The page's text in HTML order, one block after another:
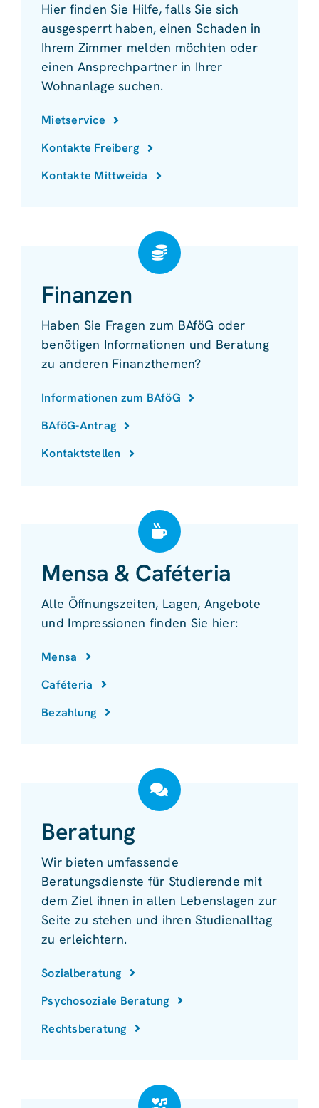
Hier finden Sie Hilfe, falls Sie sich
ausgesperrt haben, einen Schaden in
Ihrem Zimmer melden möchten oder
einen Ansprechpartner in Ihrer
Wohnanlage suchen.
Mietservice
Kontakte Freiberg
Kontakte Mittweida
Finanzen
Haben Sie Fragen zum BAföG oder
benötigen Informationen und Beratung
zu anderen Finanzthemen?
Informationen zum BAföG
BAföG-Antrag
Kontaktstellen
Mensa & Caféteria
Alle Öffnungszeiten, Lagen, Angebote
und Impressionen finden Sie hier:
Mensa
Caféteria
Bezahlung
Beratung
Wir bieten umfassende
Beratungsdienste für Studierende mit
dem Ziel ihnen in allen Lebenslagen zur
Seite zu stehen und ihren Studienalltag
zu erleichtern.
Sozialberatung
Psychosoziale Beratung
Rechtsberatung